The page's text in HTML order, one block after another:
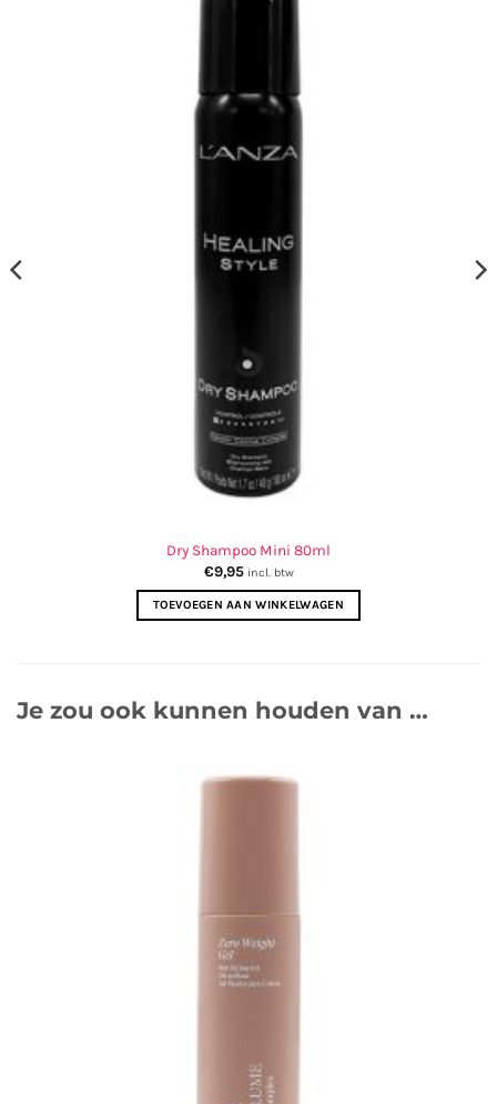
Dry Shampoo Mini 80ml
€9,95 incl. btw
TOEVOEGEN AAN WINKELWAGEN
Je zou ook kunnen houden van …